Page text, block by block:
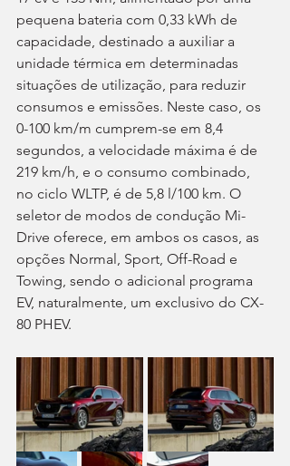
pequena bateria com 0,33 kWh de
capacidade, destinado a auxiliar a
unidade térmica em determinadas
situações de utilização, para reduzir
consumos e emissões. Neste caso, os
0-100 km/m cumprem-se em 8,4
segundos, a velocidade máxima é de
219 km/h, e o consumo combinado,
no ciclo WLTP, é de 5,8 l/100 km. O
seletor de modos de condução Mi-
Drive oferece, em ambos os casos, as
opções Normal, Sport, Off-Road e
Towing, sendo o adicional programa
EV, naturalmente, um exclusivo do CX-
80 PHEV.